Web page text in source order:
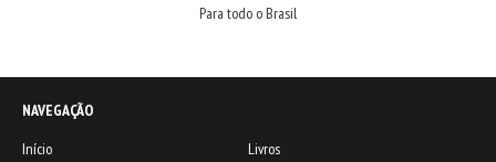
Para todo o Brasil
NAVEGAÇÃO
Início
Livros